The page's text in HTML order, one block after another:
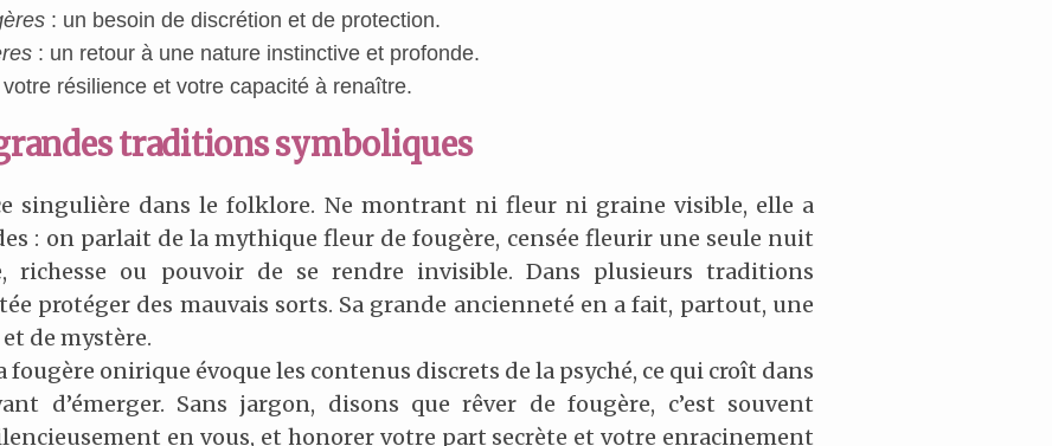
: un besoin de discrétion et de protection.
: un retour à une nature instinctive et profonde.
votre résilience et votre capacité à renaître.
traditions symboliques
singulière dans le folklore. Ne montrant ni fleur ni graine visible, elle a
: on parlait de la mythique fleur de fougère, censée fleurir une seule nuit
richesse ou pouvoir de se rendre invisible. Dans plusieurs traditions
protéger des mauvais sorts. Sa grande ancienneté en a fait, partout, une
de mystère.
fougère onirique évoque les contenus discrets de la psyché, ce qui croît dans
d’émerger. Sans jargon, disons que rêver de fougère, c’est souvent
en vous, et honorer votre part secrète et votre enracinement